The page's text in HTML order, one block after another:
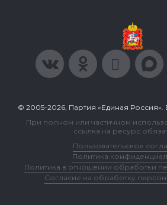
© 2005-2026, Партия «Единая
При полном или частичном
ссылка на ресурс
Пользовательское
Политика
Политика в отношении обработки
Согласие на обработку